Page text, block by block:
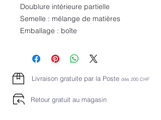
Doublure intérieure partielle
Semelle : mélange de matières
Emballage : boîte
Livraison gratuite par la Poste dès 200 CHF
Retour gratuit au magasin